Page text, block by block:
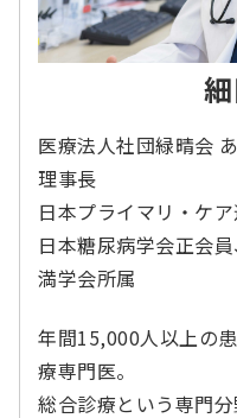
医療法人社団緑晴会
理事長
日本プライマリ・ケ
日本糖尿病学会正会
満学会所属
年間15,000人以上の
療専門医。
総合診療という専門分